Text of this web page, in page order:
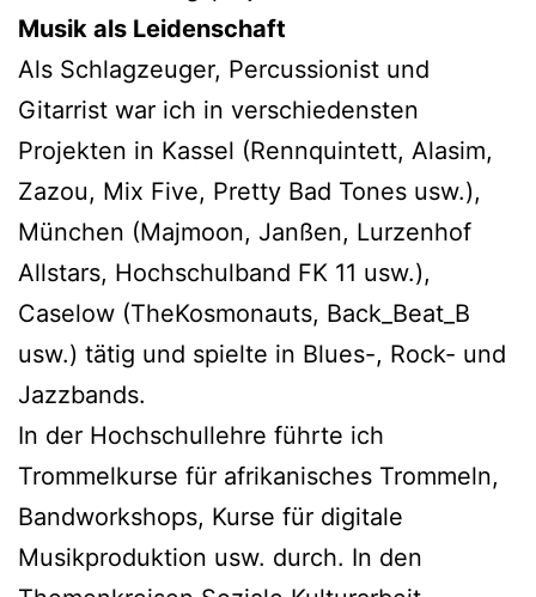
Musik als Leidenschaft
Als Schlagzeuger, Percussionist und
Gitarrist war ich in verschiedensten
Projekten in Kassel (Rennquintett, Alasim,
Zazou, Mix Five, Pretty Bad Tones usw.),
München (Majmoon, Janßen, Lurzenhof
Allstars, Hochschulband FK 11 usw.),
Caselow (TheKosmonauts, Back_Beat_B
usw.) tätig und spielte in Blues-, Rock- und
Jazzbands.
In der Hochschullehre führte ich
Trommelkurse für afrikanisches Trommeln,
Bandworkshops, Kurse für digitale
Musikproduktion usw. durch. In den